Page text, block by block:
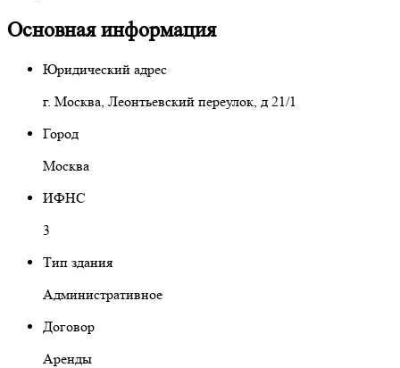
Основная информация
Юридический адрес
г. Москва, Леонтьевский переулок, д 21/1
Город
Москва
ИФНС
3
Тип здания
Административное
Договор
Аренды